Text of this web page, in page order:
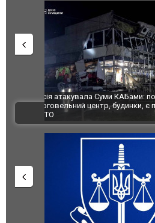
Українські надзвичайники
під час ліквідації
Франції
ВІДЕО